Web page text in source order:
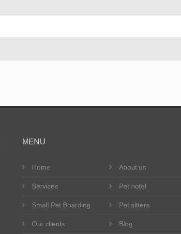
MENU
Home About us
Services Pet hotel
Small Pet Boarding Pet sitters
Our clients Blog